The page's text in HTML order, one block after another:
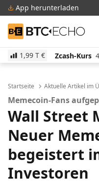
App herunterladen
BTC-ECHO
1,99 T €
Zcash-Kurs 454,44 € 2.60%
Startseite Aktuelle Artikel im
Memecoin-Fans
Wall Street
Neuer
begeistert
Investoren